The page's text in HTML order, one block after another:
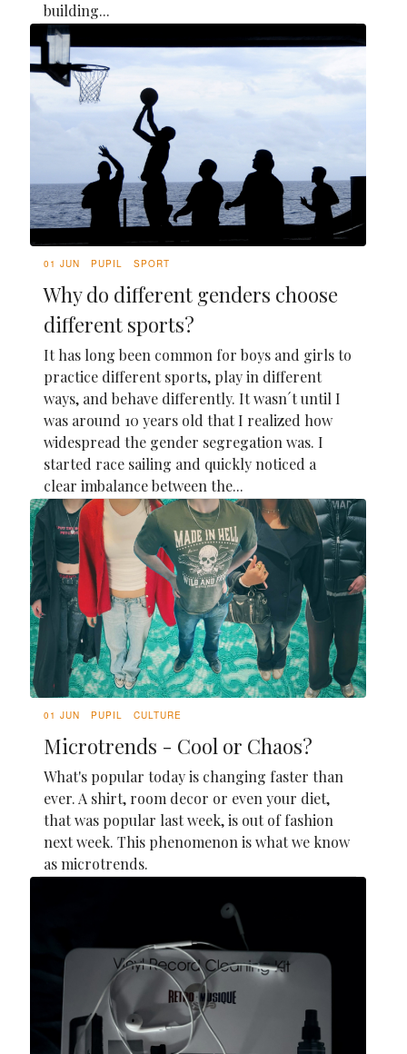
building...
01 JUN PUPIL SPORT
Why do different genders choose
different sports?
It has long been common for boys and girls to
practice different sports, play in different
ways, and behave differently. It wasn´t until I
was around 10 years old that I realized how
widespread the gender segregation was. I
started race sailing and quickly noticed a
clear imbalance between the...
01 JUN PUPIL CULTURE
Microtrends - Cool or Chaos?
What's popular today is changing faster than
ever. A shirt, room decor or even your diet,
that was popular last week, is out of fashion
next week. This phenomenon is what we know
as microtrends.